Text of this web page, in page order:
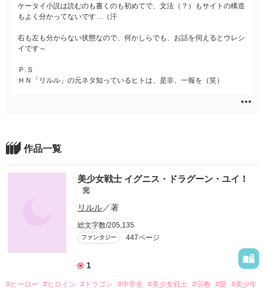
ケータイ小説は読むのも書くのも初めてで、文法（？）もサイトの構造
もよく分かってないです…（汗
右も左も分からない状態なので、何かしらでも、お話を伺えるとウレシ
イです～
Ｐ.Ｓ
ＨＮ「リルル」の元ネタ知っているヒトは、是非、一報を（笑）
作品一覧
美少女戦士 イグニス・ドラグーン・ユイ！
完
リルル／著
総文字数/205,135
ファンタジー 447ページ
1
#ヒーロー #ヒロイン #ドラゴン #中学生 #美少女戦士 #宗教 #愛 #美少年